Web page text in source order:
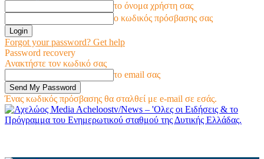
το όνομα χρήστη σας
ο κωδικός πρόσβασης σας
Forgot your password? Get help
Password recovery
Ανακτήστε τον κωδικό σας
το email σας
Ένας κωδικός πρόσβασης θα σταλθεί με e-mail σε εσάς.
Acheloostv/News – 'Ολες οι Ειδήσεις & το
Πρόγραμμα του Ενημερωτικού σταθμού της Δυτικής Ελλάδας.